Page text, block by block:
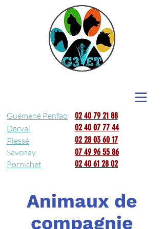
Guémené Penfao 02 40 79 21 88
Plessé 02 28 03 60 17
Pornichet 02 40 61 28 02
Savenay 07 49 96 55 86
Derval 02 40 07 77 44
Animaux de
compagnie